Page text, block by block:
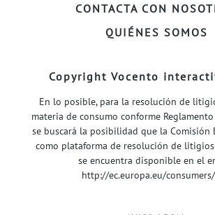
CONTACTA CON
QUIÉNES SOMOS
Copyright Vocento
En lo posible, para la resolución de
materia de consumo conforme
se buscará la posibilidad que la Comisión
como plataforma de resolución de
se encuentra disponible en el
http://ec.europa.eu/